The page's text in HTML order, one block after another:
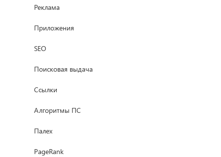
Реклама
Приложения
SEO
Поисковая выдача
Ссылки
Алгоритмы ПС
Палех
PageRank